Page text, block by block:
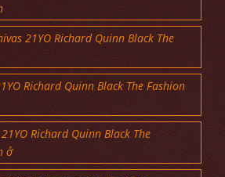
21YO Richard Quinn Black The
Richard Quinn Black The Fashion
Richard Quinn Black The
ở